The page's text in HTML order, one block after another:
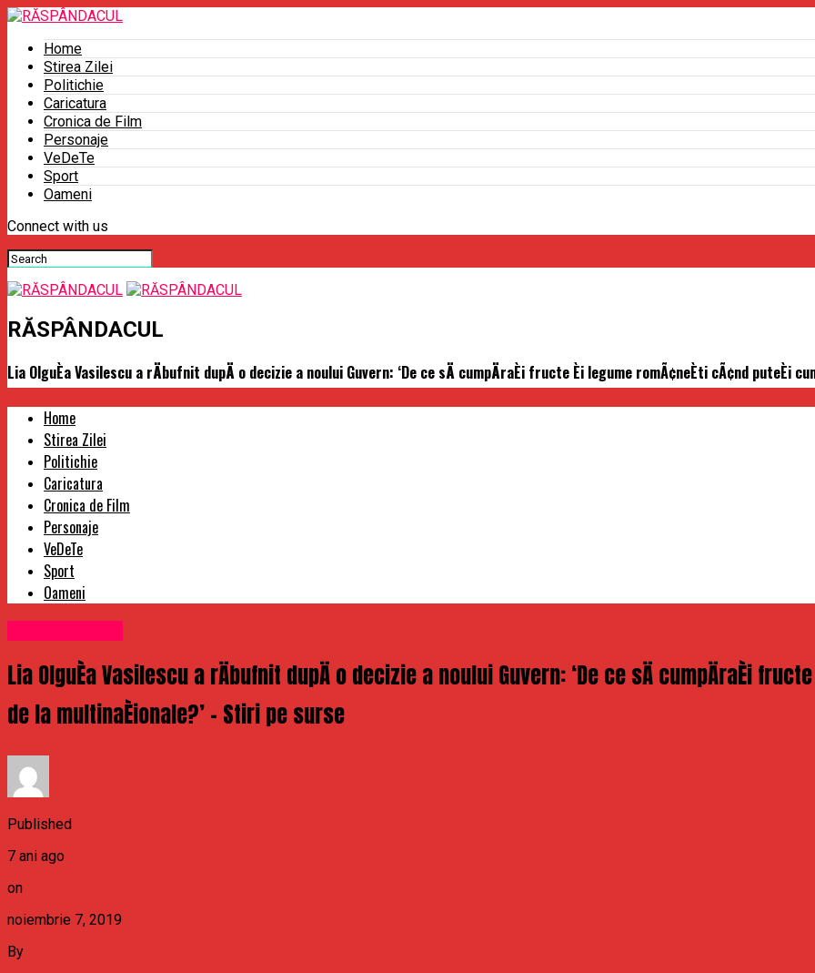
Home
Stirea Zilei
Politichie
Caricatura
Cronica de Film
Personaje
VeDeTe
Sport
Oameni
Connect with us
RĂSPÂNDACUL
Lia OlguÈa Vasilescu a rÄbufnit dupÄ o decizie a noului Guvern: ‘De ce sÄ cumpÄraÈi fructe Èi legume romÃ¢neÈti cÃ¢nd puteÈi
Home
Stirea Zilei
Politichie
Caricatura
Cronica de Film
Personaje
VeDeTe
Sport
Oameni
Lia OlguÈa Vasilescu a rÄbufnit dupÄ o decizie a noului Guvern: ‘De ce sÄ cumpÄraÈi
de la multinaÈionale?’ – Stiri pe surse
Published
7 ani ago
on
noiembrie 7, 2019
By